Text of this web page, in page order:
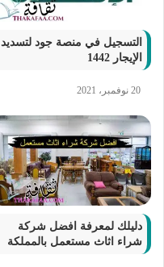
التسجيل في منصة جود لتسديد
الإيجار 1442
20 نوفمبر، 2021
دليلك لمعرفة افضل شركة
شراء اثاث مستعمل بالمملكة